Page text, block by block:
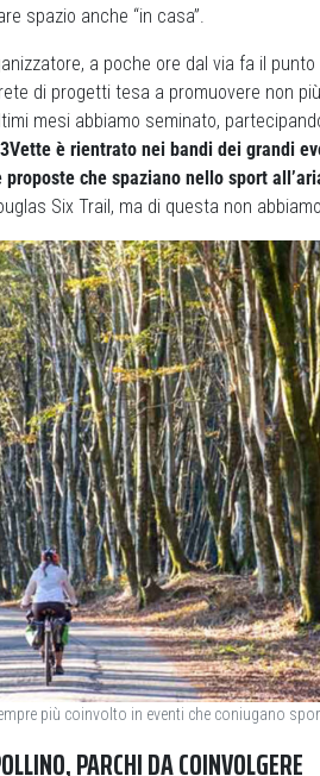
spazio anche “in casa”.
a poche ore dal via fa il
di progetti tesa a promuovere non
mesi abbiamo seminato,
è rientrato nei bandi dei grandi
che spaziano nello sport
Six Trail, ma di questa non
più coinvolto in eventi che coniugano
PARCHI DA COINVOLGERE